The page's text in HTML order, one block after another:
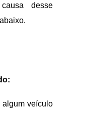
desse
algum veículo